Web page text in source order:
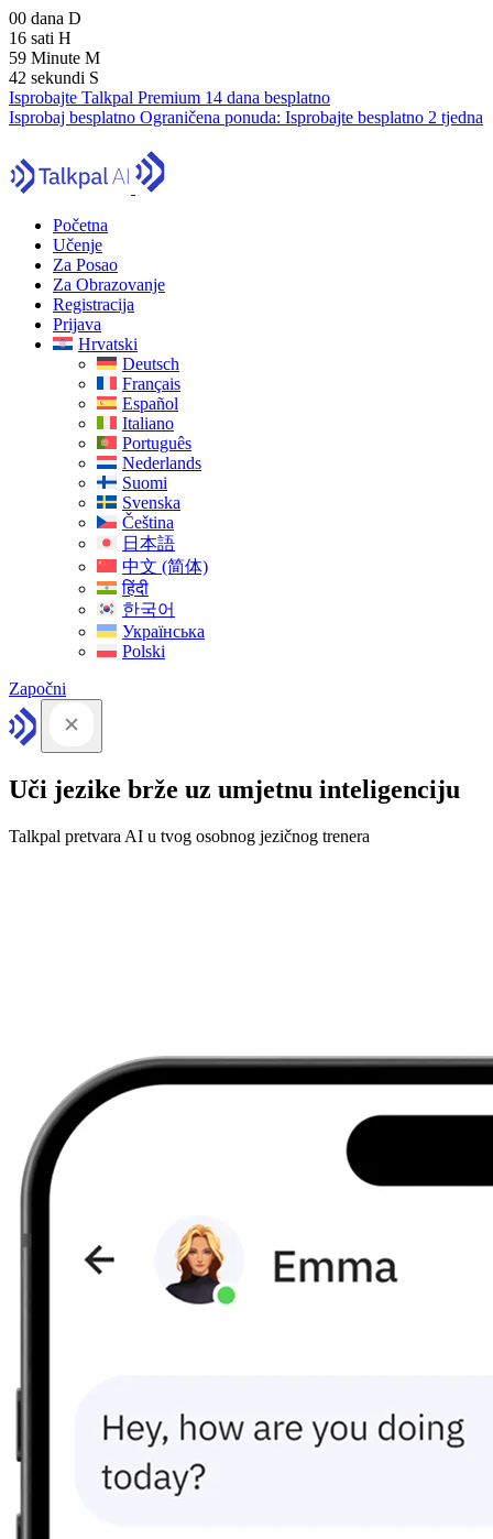
00 dana D
16 sati H
59 Minute M
41 sekundi S
Isprobajte Talkpal Premium 14 dana besplatno
Isprobaj besplatno Ograničena ponuda: Isprobajte besplatno 2 tjedna
Početna
Učenje
Za Posao
Za Obrazovanje
Registracija
Prijava
Hrvatski
Deutsch
Français
Español
Italiano
Português
Nederlands
Suomi
Svenska
Čeština
日本語
中文 (简体)
हिंदी
한국어
Українська
Polski
Započni
Uči jezike brže uz umjetnu inteligenciju
Talkpal pretvara AI u tvog osobnog jezičnog trenera